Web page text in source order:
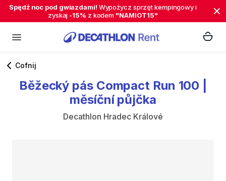
Spędź noc pod gwiazdami! Wypożycz sprzęt kempingowy i
zyskaj -15% z kodem "NAMIOT15"
Cofnij
Běžecký pás Compact Run 100
měsíční půjčka
Decathlon Hradec Králové